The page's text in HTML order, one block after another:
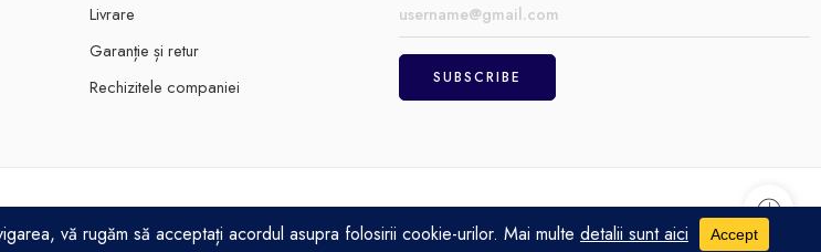
Livrare
Garanție și retur
Rechizitele companiei
Achitare Politică de confidențialitate Termeni și condiții